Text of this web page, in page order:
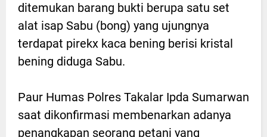
ditemukan barang bukti berupa satu set
alat isap Sabu (bong) yang ujungnya
terdapat pirekx kaca bening berisi kristal
bening diduga Sabu.
Paur Humas Polres Takalar Ipda Sumarwan
saat dikonfirmasi membenarkan adanya
penangkapan seorang petani yang